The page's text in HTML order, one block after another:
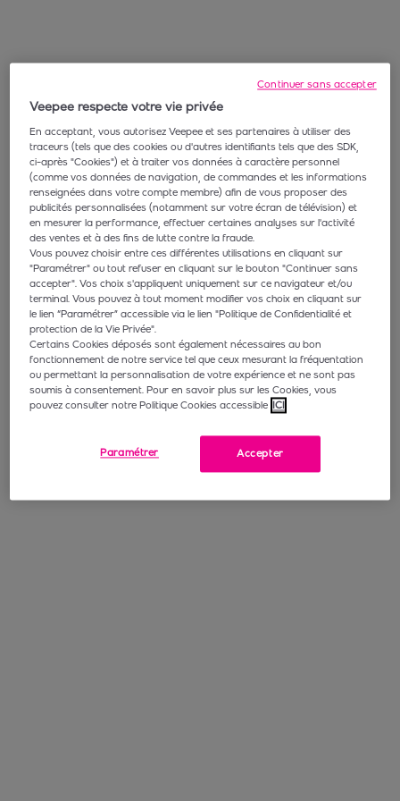
Veepee respecte votre vie privée
En acceptant, vous autorisez Veepee et ses partenaires à utiliser des
traceurs (tels que des cookies ou d'autres identifiants tels que des SDK,
ci-après "Cookies") et à traiter vos données à caractère personnel
(comme vos données de navigation, de commandes et les informations
renseignées dans votre compte membre) afin de vous proposer des
publicités personnalisées (notamment sur votre écran de télévision) et
en mesurer la performance, effectuer certaines analyses sur l'activité
des ventes et à des fins de lutte contre la fraude.
Vous pouvez choisir entre ces différentes utilisations en cliquant sur
"Paramétrer" ou tout refuser en cliquant sur le bouton "Continuer sans
accepter". Vos choix s'appliquent uniquement sur ce navigateur et/ou
terminal. Vous pouvez à tout moment modifier vos choix en cliquant sur
le lien “Paramétrer” accessible via le lien "Politique de Confidentialité et
protection de la Vie Privée".
Certains Cookies déposés sont également nécessaires au bon
fonctionnement de notre service tel que ceux mesurant la fréquentation
ou permettant la personnalisation de votre expérience et ne sont pas
soumis à consentement. Pour en savoir plus sur les Cookies, vous
pouvez consulter notre Politique Cookies accessible ICI
Accepter
Paramétrer
Continuer sans accepter